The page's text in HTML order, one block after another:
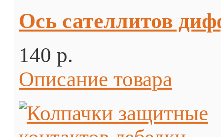
Ось сателлитов
140 p.
Описание товара